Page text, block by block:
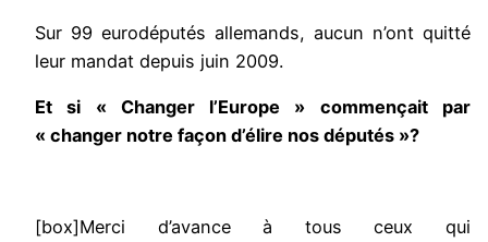
Sur 99 eurodéputés allemands, aucun n’ont quitté
leur mandat depuis juin 2009.
Et si « Changer l’Europe » commençait par
« changer notre façon d’élire nos députés »?
[box]Merci d’avance à tous ceux qui